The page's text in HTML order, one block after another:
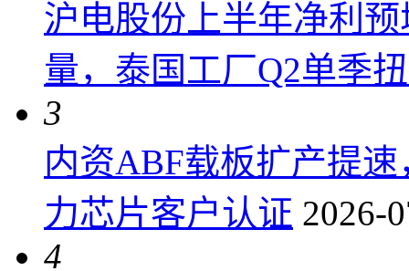
沪电股份上半年净利
量，泰国工厂Q2单季
3
内资ABF载板扩产提
力芯片客户认证 2026-
4